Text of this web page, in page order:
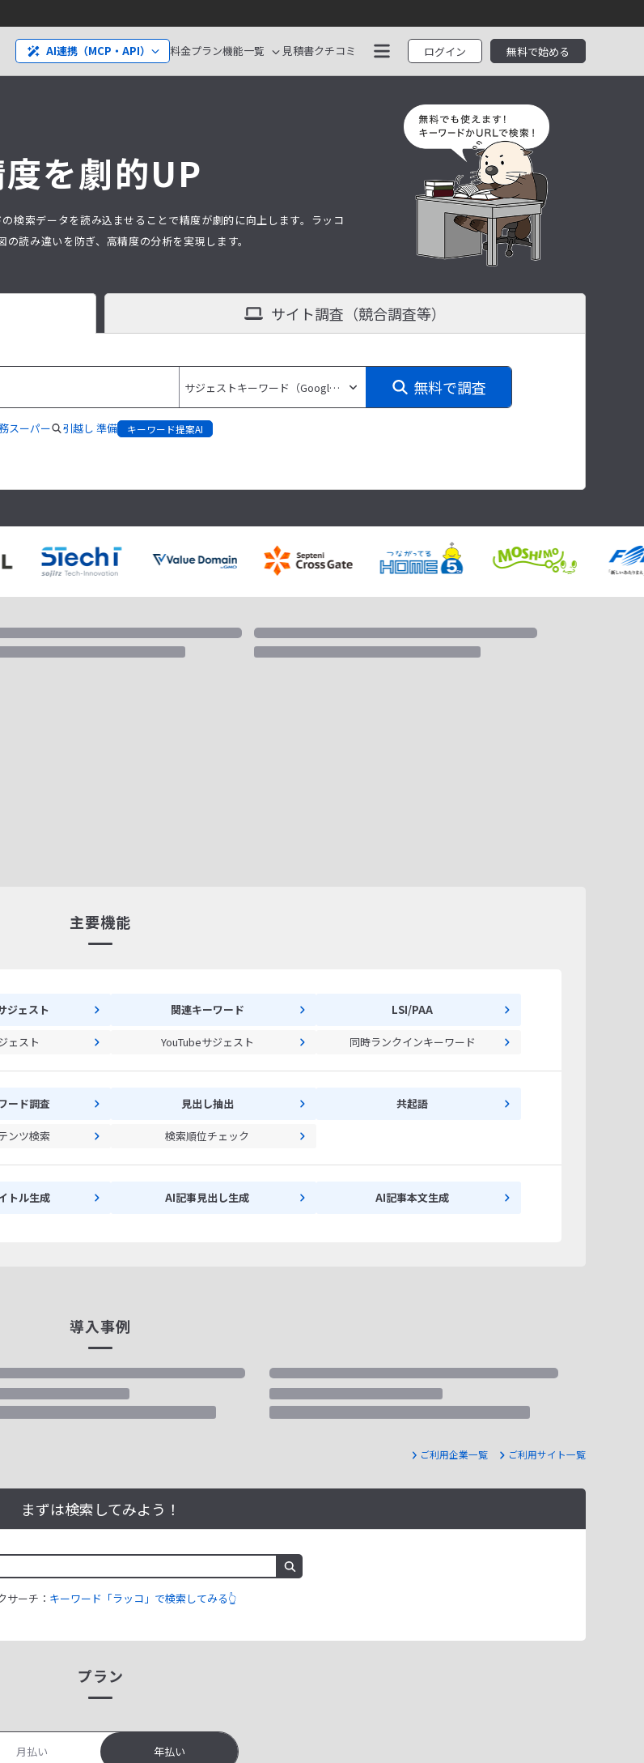
料金プラン機能一覧
AI連携（MCP・API） 見積書クチコミ ログイン 無料で始める
を劇的UP
検索データを読み込ませることで精度が劇的に向上します。ラッコ
読み違いを防ぎ、高精度の分析を実現します。
サイト調査 （競合調査等）
無料で調査
スーパー 引越し 準備 キーワード提案AI
主要機能
ジェスト 関連キーワード LSI/PAA
ェスト YouTubeサジェスト 同時ランクインキーワード
ード調査 見出し抽出 共起語
ンツ検索 検索順位チェック
トル生成 AI記事見出し生成 AI記事本文生成
導入事例
ご利用企業一覧 ご利用サイト一覧
まずは検索してみよう！
サーチ： キーワード「ラッコ」で検索してみる👆
プラン
月払い 年払い